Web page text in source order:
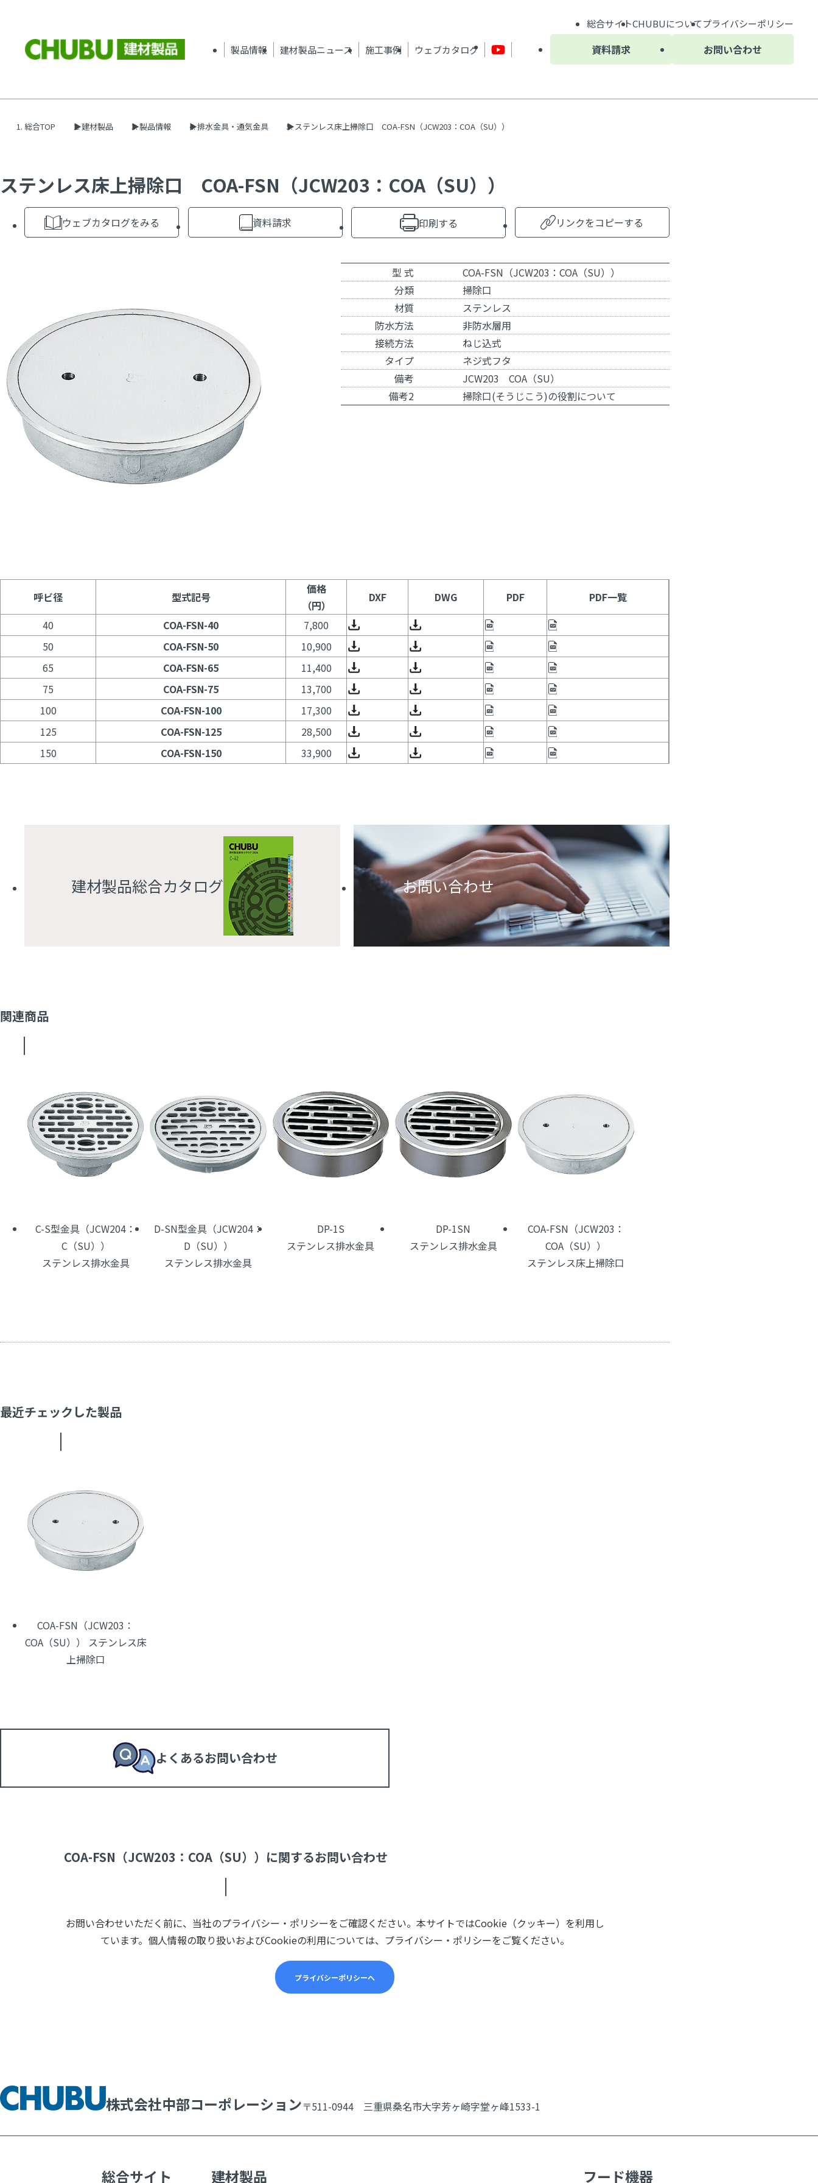
製品情報 建材製品ニュース 施工事例 ウェブカタログ 資料請求 お問い合わせ
総合サイトCHUBUについてプライバシーポリシー
総合TOP 建材製品 製品情報 排水金具・通気金具 ステンレス床上掃除口 COA-FSN（JCW203：COA（SU））
ステンレス床上掃除口 COA-FSN（JCW203：COA（SU））
ウェブカタログをみる 資料請求 印刷する リンクをコピーする
型 式
COA-FSN（JCW203：COA（SU））
分類
掃除口
材質
ステンレス
防水方法
非防水層用
接続方法
ねじ込式
タイプ
ネジ式フタ
備考
JCW203 COA（SU）
備考2
掃除口(そうじこう)の役割について
呼ビ径 型式記号
価格
（円）
DXF DWG PDF
PDF一覧
40
COA-FSN-40
7,800
50
COA-FSN-50
10,900
65
COA-FSN-65
11,400
75
COA-FSN-75
13,700
100
COA-FSN-100
17,300
125
COA-FSN-125
28,500
150
COA-FSN-150 33,900
建材製品総合カタログ お問い合わせ
関連商品
C-S型金具（JCW204：
C（SU））
ステンレス排水金具
D-SN型金具（JCW204：
D（SU））
ステンレス排水金具
DP-1S
ステンレス排水金具
DP-1SN
ステンレス排水金具
COA-FSN（JCW203：
COA（SU））
ステンレス床上掃除口
最近チェックした製品
COA-FSN（JCW203：
COA（SU）） ステンレス床
上掃除口
よくあるお問い合わせ
COA-FSN（JCW203：COA（SU））に関するお問い合わせ
お問い合わせいただく前に、当社のプライバシー・ポリシーをご確認ください。本サイトではCookie（クッキー）を利用し
ています。個人情報の取り扱いおよびCookieの利用については、プライバシー・ポリシーをご覧ください。
プライバシーポリシーへ
株式会社中部コーポレーション〒511-0944 三重県桑名市大字芳ヶ崎字堂ヶ峰1533-1
総合サイト 建材製品 フード機器